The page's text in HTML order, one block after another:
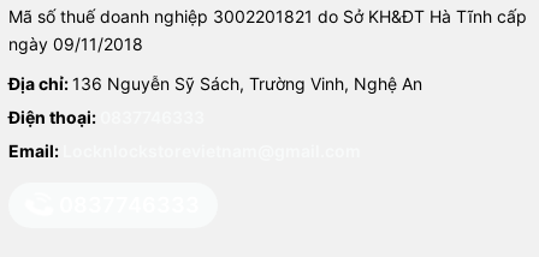
Mã số thuế doanh nghiệp 3002201821 do Sở KH&ĐT Hà Tĩnh cấp
ngày 09/11/2018
Địa chỉ:136 Nguyễn Sỹ Sách, Trường Vinh, Nghệ An
Điện thoại:
Email: